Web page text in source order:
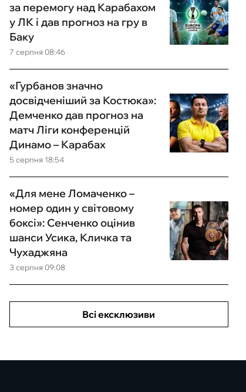
7 серпня 08:46
за перемогу над Карабахом
у ЛК і дав прогноз на гру в
Баку
5 серпня 18:54
«Гурбанов значно
досвідченіший за Костюка»:
Демченко дав прогноз на
матч Ліги конференцій
Динамо – Карабах
3 серпня 09:08
«Для мене Ломаченко –
номер один у світовому
боксі»: Сенченко оцінив
шанси Усика, Кличка та
Чухаджяна
Всі ексклюзиви